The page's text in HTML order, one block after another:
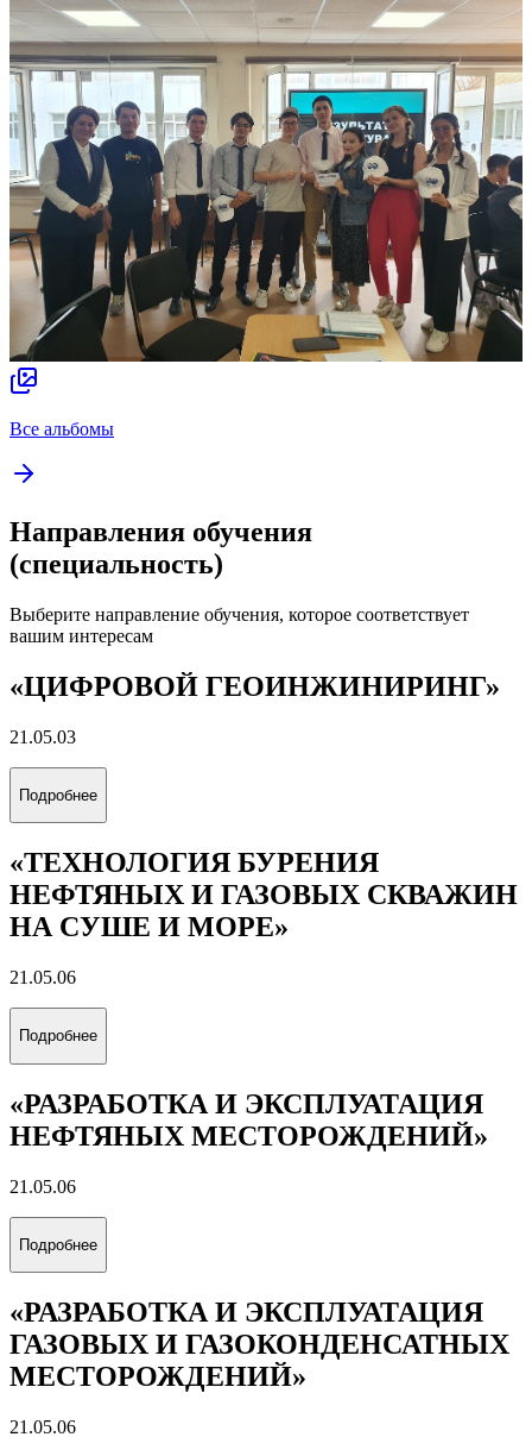
Все альбомы
Направления обучения
(специальность)
Выберите направление обучения, которое соответствует
вашим интересам
«ЦИФРОВОЙ ГЕОИНЖИНИРИНГ»
21.05.03
Подробнее
«ТЕХНОЛОГИЯ БУРЕНИЯ
НЕФТЯНЫХ И ГАЗОВЫХ СКВАЖИН
НА СУШЕ И МОРЕ»
21.05.06
Подробнее
«РАЗРАБОТКА И ЭКСПЛУАТАЦИЯ
НЕФТЯНЫХ МЕСТОРОЖДЕНИЙ»
21.05.06
Подробнее
«РАЗРАБОТКА И ЭКСПЛУАТАЦИЯ
ГАЗОВЫХ И ГАЗОКОНДЕНСАТНЫХ
МЕСТОРОЖДЕНИЙ»
21.05.06